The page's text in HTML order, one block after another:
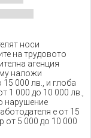
носи
на трудовото
агенция
наложи
000 лв., и глоба
1 000 до 10 000 лв.,
нарушение
е от 15
от 5 000 до 10 000